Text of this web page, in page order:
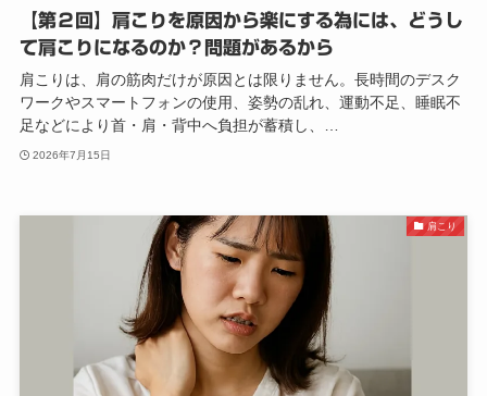
【第２回】肩こりを原因から楽にする為には、どうし
て肩こりになるのか？問題があるから
肩こりは、肩の筋肉だけが原因とは限りません。長時間のデスク
ワークやスマートフォンの使用、姿勢の乱れ、運動不足、睡眠不
足などにより首・肩・背中へ負担が蓄積し、…
2026年7月15日
肩こり